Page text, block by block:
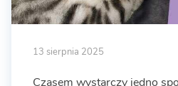
13 sierpnia 2025
Czasem wystarczy jedno